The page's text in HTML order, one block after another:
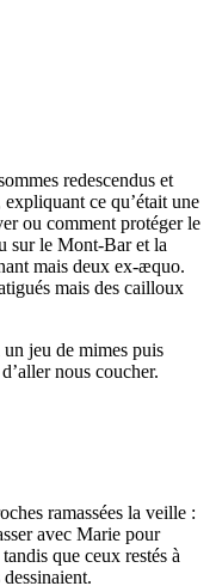
redescendus et
ce qu’était une
ou comment protéger le
sur le Mont-Bar et la
mais deux ex-æquo.
mais des cailloux
jeu de mimes puis
nous coucher.
ramassées la veille :
avec Marie pour
que ceux restés à